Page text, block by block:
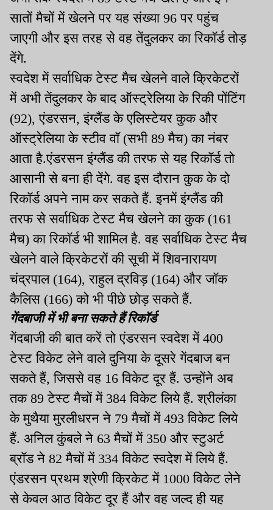
सातों मैचों में खेलने पर यह संख्या 96 पर पहुंच
जाएगी और इस तरह से वह तेंदुलकर का रिकॉर्ड तोड़
देंगे.
स्वदेश में सर्वाधिक टेस्ट मैच खेलने वाले क्रिकेटरों
में अभी तेंदुलकर के बाद ऑस्ट्रेलिया के रिकी पोंटिंग
(92), एंडरसन, इंग्लैंड के एलिस्टेयर कुक और
ऑस्ट्रेलिया के स्टीव वॉ (सभी 89 मैच) का नंबर
आता है.एंडरसन इंग्लैंड की तरफ से यह रिकॉर्ड तो
आसानी से बना ही देंगे. वह इस दौरान कुक के दो
रिकॉर्ड अपने नाम कर सकते हैं. इनमें इंग्लैंड की
तरफ से सर्वाधिक टेस्ट मैच खेलने का कुक (161
मैच) का रिकॉर्ड भी शामिल है. वह सर्वाधिक टेस्ट मैच
खेलने वाले क्रिकेटरों की सूची में शिवनारायण
चंद्रपाल (164), राहुल द्रविड़ (164) और जॉक
कैलिस (166) को भी पीछे छोड़ सकते हैं.
गेंदबाजी में भी बना सकते हैं रिकॉर्ड
गेंदबाजी की बात करें तो एंडरसन स्वदेश में 400
टेस्ट विकेट लेने वाले दुनिया के दूसरे गेंदबाज बन
सकते हैं, जिससे वह 16 विकेट दूर हैं. उन्होंने अब
तक 89 टेस्ट मैचों में 384 विकेट लिये हैं. श्रीलंका
के मुथैया मुरलीधरन ने 79 मैचों में 493 विकेट लिये
हैं. अनिल कुंबले ने 63 मैचों में 350 और स्टुअर्ट
ब्रॉड ने 82 मैचों में 334 विकेट स्वदेश में लिये हैं.
एंडरसन प्रथम श्रेणी क्रिकेट में 1000 विकेट लेने
से केवल आठ विकेट दूर हैं और वह जल्द ही यह